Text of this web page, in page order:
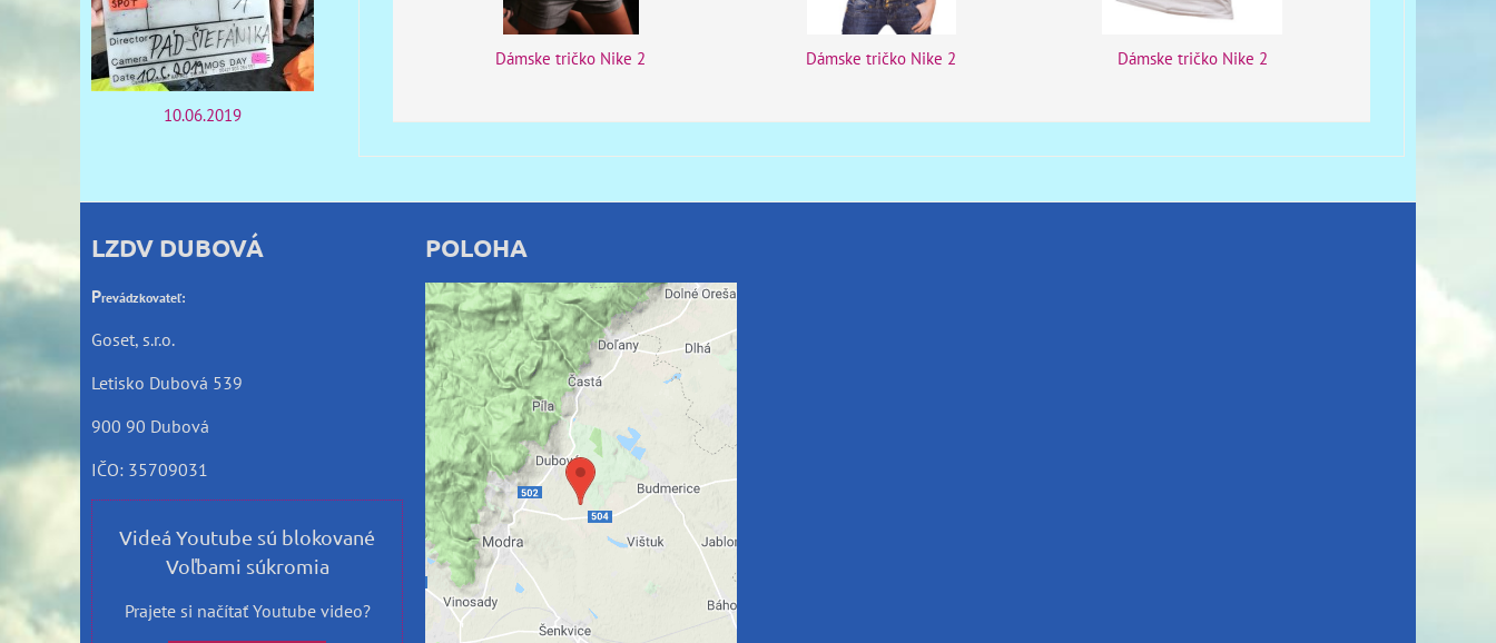
Dámske tričko Nike 2 Dámske tričko Nike 2 Dámske tričko Nike 2
10.06.2019
LZDV DUBOVÁ
Prevádzkovateľ:
Goset, s.r.o.
Letisko Dubová 539
900 90 Dubová
IČO: 35709031
Videá Youtube sú blokované
Voľbami súkromia
Prajete si načítať Youtube video?
POLOHA
Externý obsah je blokovaný
Voľbami súkromia
Prajete si načítať externý obsah?
Povoliť tentokrát
Povoliť a zapamätať - súhlas
s druhom cookie: Funkčné